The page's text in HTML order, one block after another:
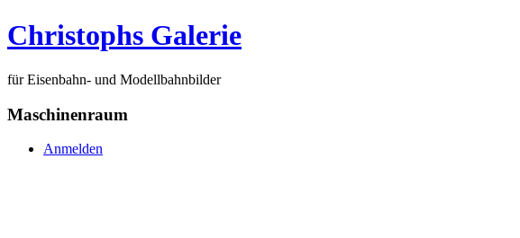
Christophs Galerie
für Eisenbahn- und Modellbahnbilder
Maschinenraum
Anmelden